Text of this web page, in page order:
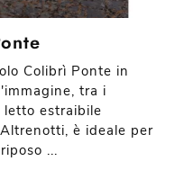
Colibrì Ponte in
tra i
letto estraibile
è ideale per
...